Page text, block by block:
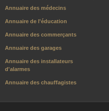
Annuaire des médecins
Annuaire de l'éducation
Annuaire des commerçants
Annuaire des garages
Annuaire des installateurs
d'alarmes
Annuaire des chauffagistes